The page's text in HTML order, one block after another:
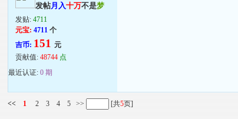
发帖月入十万不是梦
发贴:4711
元宝: 4711个
吉币: 151元
贡献值:48744 点
最近认证:0 期
<< 1 2 3 4 5 >> [共5页]